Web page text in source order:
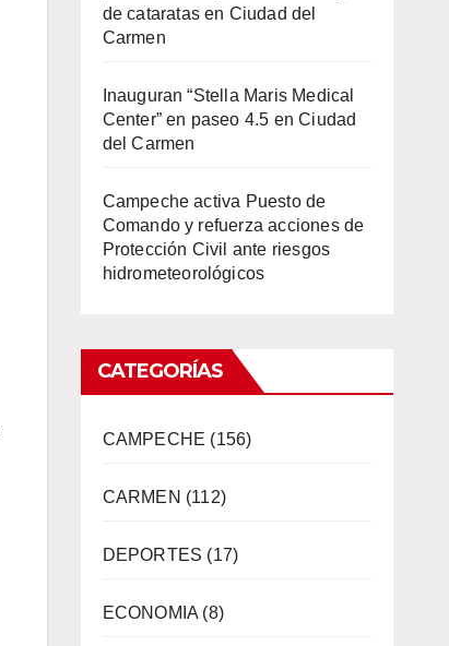
de cataratas en Ciudad del
Carmen
Inauguran “Stella Maris Medical
Center” en paseo 4.5 en Ciudad
del Carmen
Campeche activa Puesto de
Comando y refuerza acciones de
Protección Civil ante riesgos
hidrometeorológicos
CATEGORÍAS
CAMPECHE (156)
CARMEN (112)
DEPORTES (17)
ECONOMIA (8)